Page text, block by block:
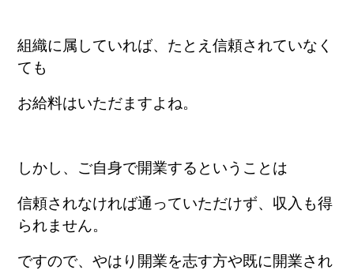
組織に属していれば、たとえ信頼されていなく
ても
お給料はいただますよね。
しかし、ご自身で開業するということは
信頼されなければ通っていただけず、 収入も得
られません。
ですので、やはり開業を志す方や既に開業され